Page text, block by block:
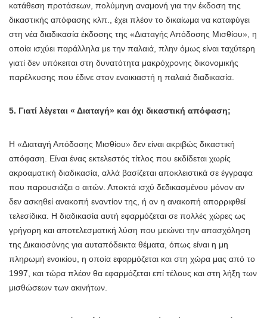
κατάθεση προτάσεων, πολύμηνη αναμονή για την έκδοση της
δικαστικής απόφασης κλπ., έχει πλέον το δικαίωμα να καταφύγει
στη νέα διαδικασία έκδοσης της «Διαταγής Απόδοσης Μισθίου», η
οποία ισχύει παράλληλα με την παλαιά, πλην όμως είναι ταχύτερη
γιατί δεν υπόκειται στη δυνατότητα μακρόχρονης δικονομικής
παρέλκυσης που έδινε στον ενοικιαστή η παλαιά διαδικασία.
5. Γιατί λέγεται « Διαταγή» και όχι δικαστική απόφαση;
Η «Διαταγή Απόδοσης Μισθίου» δεν είναι ακριβώς δικαστική
απόφαση. Είναι ένας εκτελεστός τίτλος που εκδίδεται χωρίς
ακροαματική διαδικασία, αλλά βασίζεται αποκλειστικά σε έγγραφα
που παρουσιάζει ο αιτών. Αποκτά ισχύ δεδικασμένου μόνον αν
δεν ασκηθεί ανακοπή εναντίον της, ή αν η ανακοπή απορριφθεί
τελεσίδικα. Η διαδικασία αυτή εφαρμόζεται σε πολλές χώρες ως
γρήγορη και αποτελεσματική λύση που μειώνει την απασχόληση
της Δικαιοσύνης για αυταπόδεικτα θέματα, όπως είναι η μη
πληρωμή ενοικίου, η οποία εφαρμόζεται και στη χώρα μας από το
1997, και τώρα πλέον θα εφαρμόζεται επί τέλους και στη λήξη των
μισθώσεων των ακινήτων.